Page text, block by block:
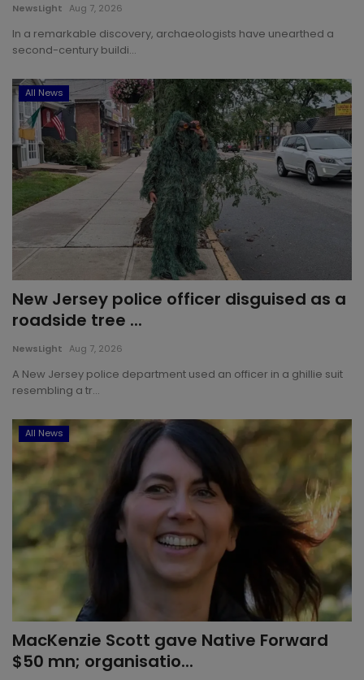
NewsLight Aug 7, 2026
In a remarkable discovery, archaeologists have unearthed a
second-century buildi...
All News
New Jersey police officer disguised as a
roadside tree ...
NewsLight Aug 7, 2026
A New Jersey police department used an officer in a ghillie suit
resembling a tr...
All News
MacKenzie Scott gave Native Forward
$50 mn; organisatio...